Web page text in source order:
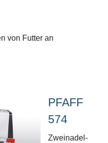
von Futter an
PFAFF
574
Zweinadel-